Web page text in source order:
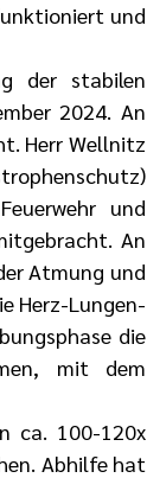
und
der stabilen
2024. An
Herr Wellnitz
und
An
Atmung und
Herz-Lungen-
die
mit dem
ca. 100-120x
Abhilfe hat